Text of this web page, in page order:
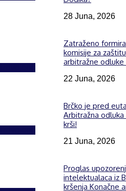
28 Juna, 2026
Zatraženo
komisije za
arbitražne odluke
22 Juna, 2026
Brčko je pred
Arbitražna
krši!
21 Juna, 2026
Proglas
intelektualaca iz
kršenja Konačne